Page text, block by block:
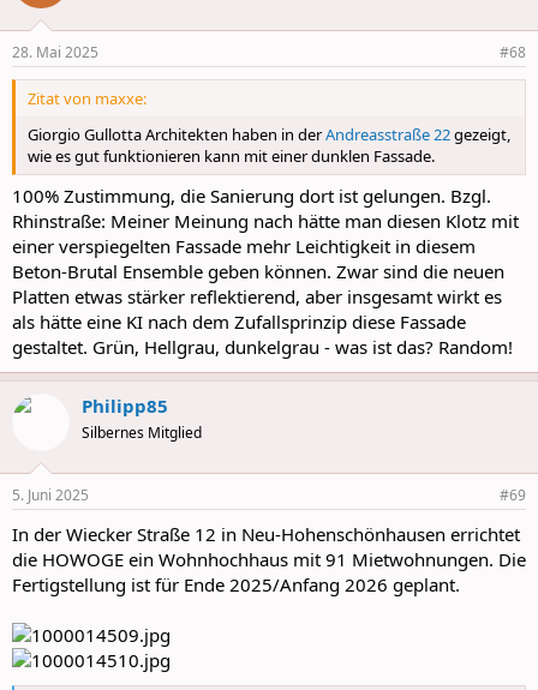
28. Mai 2025 #68
Zitat von maxxe:
Giorgio Gullotta Architekten haben in derAndreasstraße 22gezeigt,
wie es gut funktionieren kann mit einer dunklen Fassade.
100% Zustimmung, die Sanierung dort ist gelungen. Bzgl.
Rhinstraße: Meiner Meinung nach hätte man diesen Klotz mit
einer verspiegelten Fassade mehr Leichtigkeit in diesem
Beton-Brutal Ensemble geben können. Zwar sind die neuen
Platten etwas stärker reflektierend, aber insgesamt wirkt es
als hätte eine KI nach dem Zufallsprinzip diese Fassade
gestaltet. Grün, Hellgrau, dunkelgrau - was ist das? Random!
Philipp85
Silbernes Mitglied
5. Juni 2025 #69
In der Wiecker Straße 12 in Neu-Hohenschönhausen errichtet
die HOWOGE ein Wohnhochhaus mit 91 Mietwohnungen. Die
Fertigstellung ist für Ende 2025/Anfang 2026 geplant.